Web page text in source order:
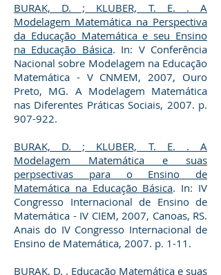
BURAK, D. ; KLUBER, T. E. . A
Modelagem Matemática na Perspectiva
da Educação Matemática e seu Ensino
na Educação Básica. In: V Conferência
Nacional sobre Modelagem na Educação
Matemática - V CNMEM, 2007, Ouro
Preto, MG. A Modelagem Matemática
nas Diferentes Práticas Sociais, 2007. p.
907-922.
BURAK, D. ; KLUBER, T. E. . A
Modelagem Matemática e suas
perpsectivas para o Ensino de
Matemática na Educação Básica. In: IV
Congresso Internacional de Ensino de
Matemática - IV CIEM, 2007, Canoas, RS.
Anais do IV Congresso Internacional de
Ensino de Matemática, 2007. p. 1-11.
BURAK, D. . Educação Matemática e suas